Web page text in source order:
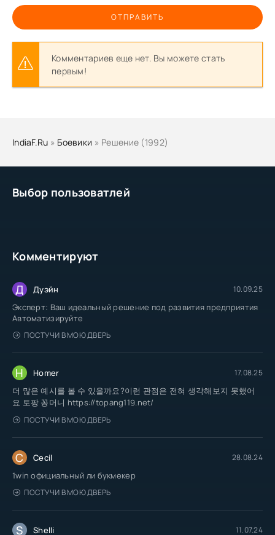
Выбор пользоватлей
Комментируют
Д Дуэйн 10.09.25
Эксперт: Ваш идеальный решение под развития предприятия
Автоматизируйте
ПОСТУЧИ В МОЮ ДВЕРЬ
H Homer 17.08.25
더 많은 예시를 볼 수 있을까요?이런 관점은 전혀 생각해보지 못했어
요 토팡 꽁머니 https://topang119.net/
ПОСТУЧИ В МОЮ ДВЕРЬ
C Cecil 28.08.24
1win официальный ли букмекер
ПОСТУЧИ В МОЮ ДВЕРЬ
S Shelli 11.07.24
ОТПРАВИТЬ
Комментариев еще нет. Вы можете стать
первым!
IndiaF.Ru » Боевики » Решение (1992)